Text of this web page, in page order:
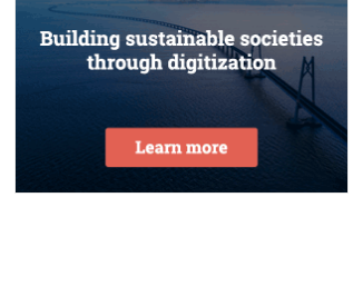
6 Αυγούστου 2026
Κυβερνητική Επιτροπή Βιομηχανίας – Κυρ.
Μητσοτάκης: Η ενίσχυση της παραγωγικής
βάσης αποτελεί στρατηγική προτεραιότητα
6 Αυγούστου 2026